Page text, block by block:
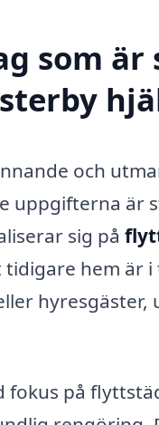
som är
och
uppgifterna är
sig på
hem är
fokus på